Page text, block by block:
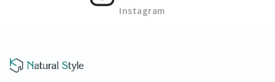
Instagram